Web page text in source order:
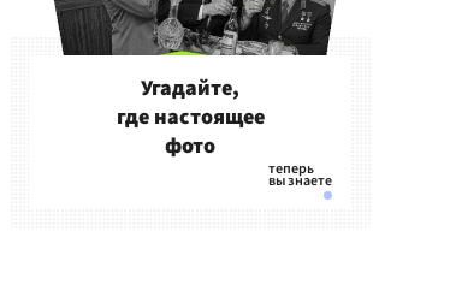
Угадайте,
где настоящее
фото